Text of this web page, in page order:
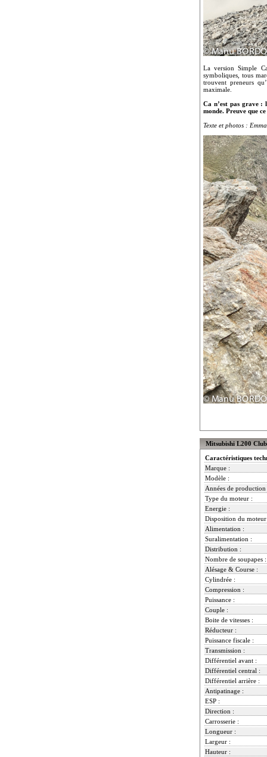
La version Simple
symboliques, tous
trouvent preneurs
maximale.
Ca n’est pas grave :
monde. Preuve que
Texte et photos :
Mitsubishi L200
Caractéristiques
Marque :
Modèle :
Années de production
Type du moteur :
Energie :
Disposition du
Alimentation :
Suralimentation :
Distribution :
Nombre de soupapes :
Alésage & Course :
Cylindrée :
Compression :
Puissance :
Couple :
Boite de vitesses :
Réducteur :
Puissance fiscale :
Transmission :
Différentiel avant :
Différentiel central :
Différentiel arrière :
Antipatinage :
ESP :
Direction :
Carrosserie :
Longueur :
Largeur :
Hauteur :